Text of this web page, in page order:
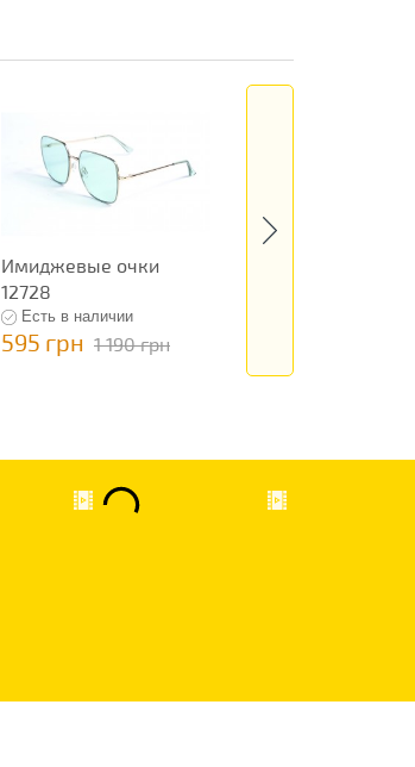
Имиджевые очки
12728
Есть в наличии
595 грн 1 190 грн